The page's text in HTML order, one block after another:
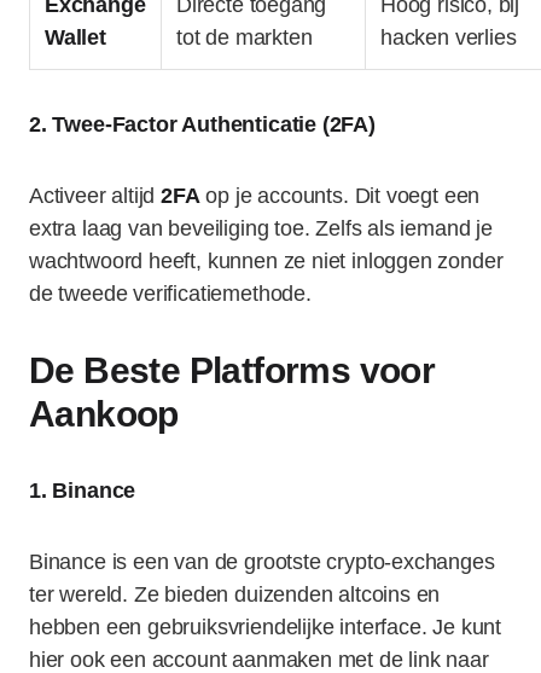
Exchange
Wallet
Directe toegang
tot de markten
Hoog risico, bij
hacken verlies
2. Twee-Factor Authenticatie (2FA)
Activeer altijd2FAop je accounts. Dit voegt een
extra laag van beveiliging toe. Zelfs als iemand je
wachtwoord heeft, kunnen ze niet inloggen zonder
de tweede verificatiemethode.
De Beste Platforms voor
Aankoop
1. Binance
Binance is een van de grootste crypto-exchanges
ter wereld. Ze bieden duizenden altcoins en
hebben een gebruiksvriendelijke interface. Je kunt
hier ook een account aanmaken met de link naar